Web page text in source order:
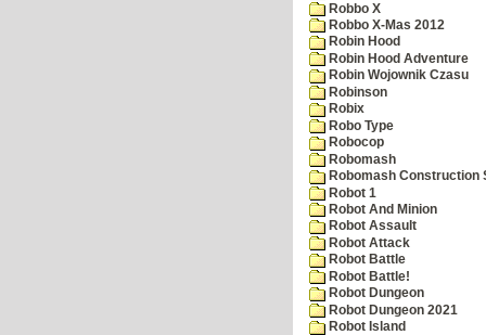
Robbo X
Robbo X-Mas 2012
Robin Hood
Robin Hood Adventure
Robin Wojownik Czasu
Robinson
Robix
Robo Type
Robocop
Robomash
Robomash Construction
Robot 1
Robot And Minion
Robot Assault
Robot Attack
Robot Battle
Robot Battle!
Robot Dungeon
Robot Dungeon 2021
Robot Island